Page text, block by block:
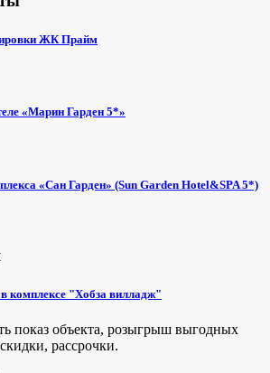
ЖК Прайм
«Марин Гарден 5*»
«Сан Гарден» (Sun Garden Hotel&SPA 5*)
комплексе "Хобза вилладж"
показ объекта, розыгрыш выгодных
рассрочки.